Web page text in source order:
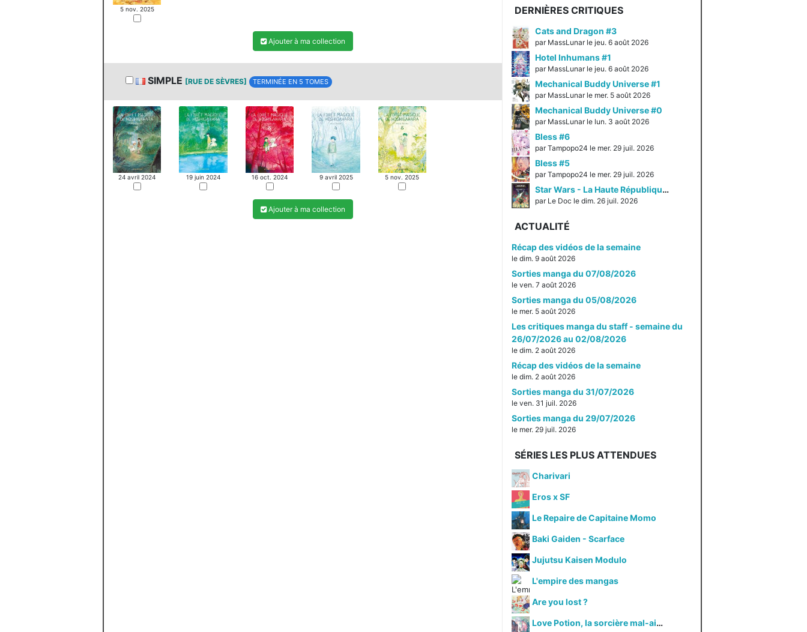
5 nov. 2025
Ajouter à ma collection
SIMPLE [RUE DE SÈVRES] TERMINÉE EN 5 TOMES
24 avril 2024 19 juin 2024 16 oct. 2024 9 avril 2025 5 nov. 2025
Ajouter à ma collection
DERNIÈRES CRITIQUES
Cats and Dragon #3
par MassLunar le jeu. 6 août 2026
Hotel Inhumans #1
par MassLunar le jeu. 6 août 2026
Mechanical Buddy Universe #1
par MassLunar le mer. 5 août 2026
Mechanical Buddy Universe #0
par MassLunar le lun. 3 août 2026
Bless #6
par Tampopo24 le mer. 29 juil. 2026
Bless #5
par Tampopo24 le mer. 29 juil. 2026
Star Wars - La Haute République - Un équilibre fragile
par Le Doc le dim. 26 juil. 2026
ACTUALITÉ
Récap des vidéos de la semaine
le dim. 9 août 2026
Sorties manga du 07/08/2026
le ven. 7 août 2026
Sorties manga du 05/08/2026
le mer. 5 août 2026
Les critiques manga du staff - semaine du
26/07/2026 au 02/08/2026
le dim. 2 août 2026
Récap des vidéos de la semaine
le dim. 2 août 2026
Sorties manga du 31/07/2026
le ven. 31 juil. 2026
Sorties manga du 29/07/2026
le mer. 29 juil. 2026
SÉRIES LES PLUS ATTENDUES
Charivari
Eros x SF
Le Repaire de Capitaine Momo
Baki Gaiden - Scarface
Jujutsu Kaisen Modulo
L'empire des mangas
Are you lost ?
Love Potion, la sorcière mal-aimée